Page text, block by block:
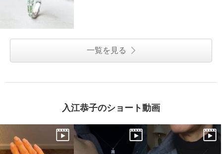
一覧を見る
入江恭子のショート動画